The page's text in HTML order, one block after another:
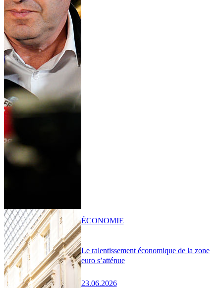
Le ralentissement économique de la zone
euro s’atténue
23.06.2026
ÉCONOMIE